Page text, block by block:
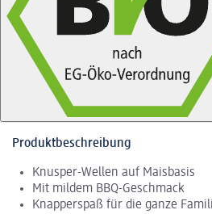
Produktbeschreibung
Knusper-Wellen auf Maisbasis
Mit mildem BBQ-Geschmack
Knapperspaß für die ganze